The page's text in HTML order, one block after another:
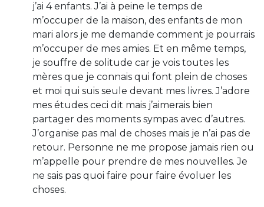
j’ai 4 enfants. J’ai à peine le temps de
m’occuper de la maison, des enfants de mon
mari alors je me demande comment je pourrais
m’occuper de mes amies. Et en même temps,
je souffre de solitude car je vois toutes les
mères que je connais qui font plein de choses
et moi qui suis seule devant mes livres. J’adore
mes études ceci dit mais j’aimerais bien
partager des moments sympas avec d’autres.
J’organise pas mal de choses mais je n’ai pas de
retour. Personne ne me propose jamais rien ou
m’appelle pour prendre de mes nouvelles. Je
ne sais pas quoi faire pour faire évoluer les
choses.